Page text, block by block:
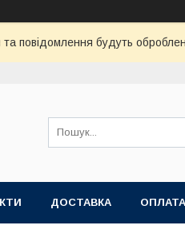
повідомлення будуть
ДОСТАВКА ОПЛАТА